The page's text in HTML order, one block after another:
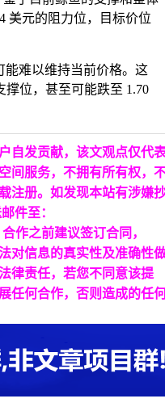
美元的阻力位，目标价位
能难以维持当前价格。这
撑位，甚至可能跌至 1.70
自发贡献，该文观点仅代
间服务，不拥有所有权，
注册。如发现本站有涉嫌
件至：
合作之前建议签订合同，
对信息的真实性及准确性
律责任，若您不同意该提
任何合作，否则造成的任